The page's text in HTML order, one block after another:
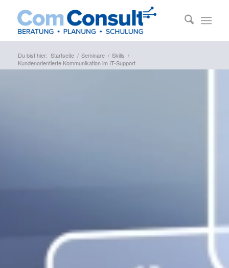
Du bist hier: Startseite / Seminare / Skills /
Kundenorientierte Kommunikation im IT-Support